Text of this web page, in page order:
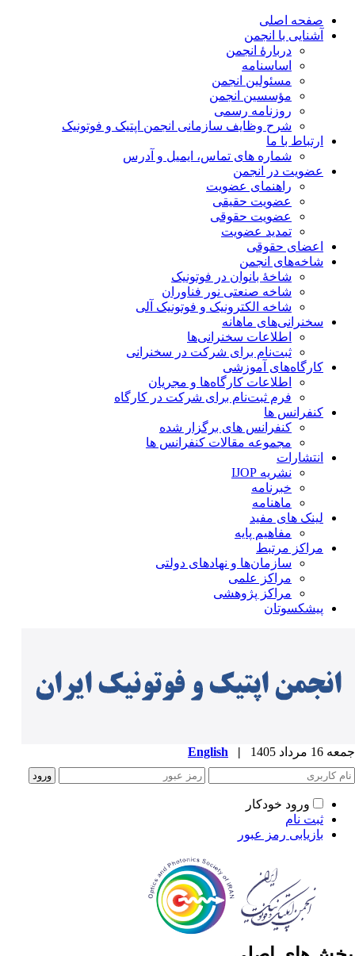
صفحه اصلی
آشنایی با انجمن
دربارۀ انجمن
اساسنامه
مسئولین انجمن
مؤسسین انجمن
روزنامه رسمی
شرح وظایف سازمانی انجمن اپتیک و فوتونیک
ارتباط با ما
شماره های تماس، ایمیل و آدرس
عضویت در انجمن
راهنمای عضویت
عضویت حقیقی
عضویت حقوقی
تمدید عضویت
اعضای حقوقی
شاخه‌های انجمن
شاخۀ بانوان در فوتونیک
شاخه صنعتی نور فناوران
شاخه‌ الکترونیک و فوتونیک آلی
سخنرانی‌های ماهانه
اطلاعات سخنرانی‌‌ها
ثبت‌نام برای شرکت در سخنرانی
کارگاه‌های آموزشی
اطلاعات کارگاه‌ها و مجریان
فرم ثبت‌نام برای شرکت در کارگاه
کنفرانس ها
کنفرانس های برگزار شده
مجموعه مقالات کنفرانس ها
انتشارات
نشریه IJOP
خبرنامه
ماهنامه
لینک های مفید
مفاهیم پایه
مراکز مرتبط
سازمان‌ها و نهادهای دولتی
مراکز علمی
مراکز پژوهشی
پیشکسوتان
مرداد 1405 |
English
ورود خودکار
ثبت نام
بازیابی رمز عبور